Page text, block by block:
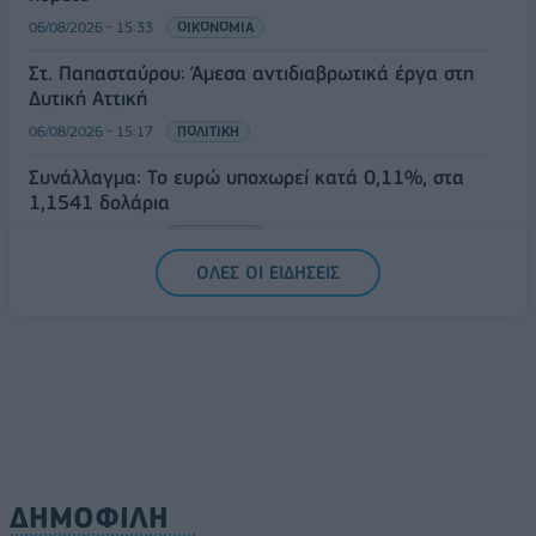
06/08/2026 - 15:33 ΟΙΚΟΝΟΜΙΑ
Στ. Παπασταύρου: Άμεσα αντιδιαβρωτικά έργα στη
Δυτική Αττική
06/08/2026 - 15:17 ΠΟΛΙΤΙΚΗ
Συνάλλαγμα: Το ευρώ υποχωρεί κατά 0,11%, στα
1,1541 δολάρια
ΟΛΕΣ ΟΙ ΕΙΔΗΣΕΙΣ
ΔΗΜΟΦΙΛΗ